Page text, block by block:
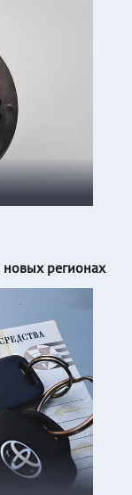
новых регионах